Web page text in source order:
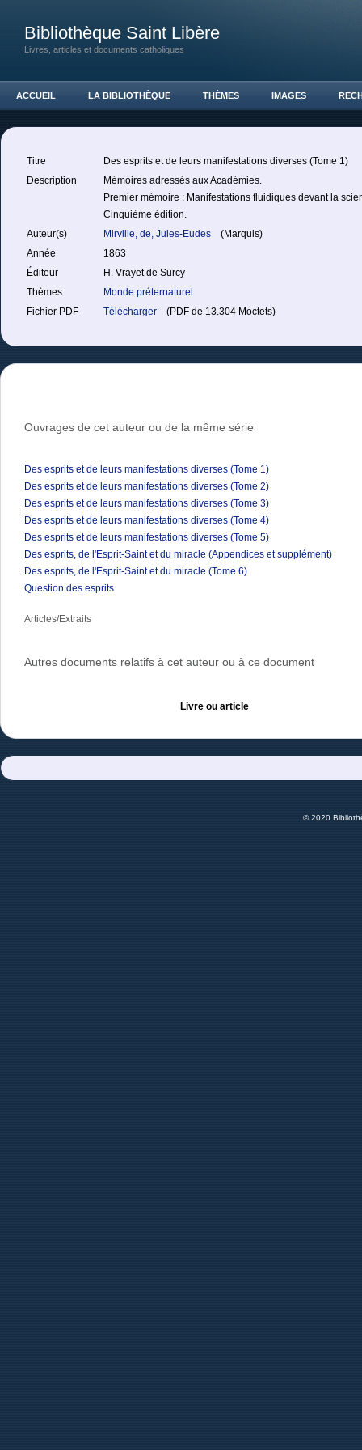
Bibliothèque Saint Libère
Livres, articles et documents catholiques
ACCUEIL LA BIBLIOTHÈQUE THÈMES IMAGES
Titre
Des esprits et de leurs manifestations diverses (Tome 1)
Description
Mémoires adressés aux Académies.
Premier mémoire : Manifestations fluidiques devant la
Cinquième édition.
Auteur(s)
Mirville, de, Jules-Eudes
(Marquis)
Année
1863
Éditeur
H. Vrayet de Surcy
Thèmes
Monde préternaturel
Fichier PDF
Télécharger (PDF de 13.304 Moctets)
Ouvrages de cet auteur ou de la même série
Des esprits et de leurs manifestations diverses (Tome 1)
Des esprits et de leurs manifestations diverses (Tome 2)
Des esprits et de leurs manifestations diverses (Tome 3)
Des esprits et de leurs manifestations diverses (Tome 4)
Des esprits et de leurs manifestations diverses (Tome 5)
Des esprits, de l'Esprit-Saint et du miracle (Appendices et supplément)
Des esprits, de l'Esprit-Saint et du miracle (Tome 6)
Question des esprits
Articles/Extraits
Autres documents relatifs à cet auteur ou à ce document
Livre ou article
© 2020